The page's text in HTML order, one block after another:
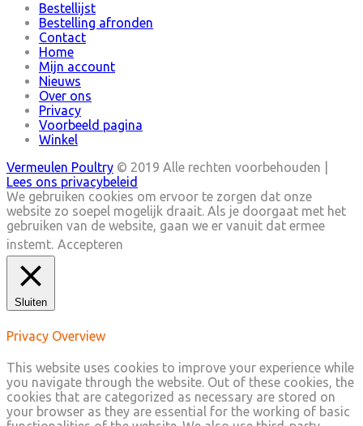
Bestellijst
Bestelling afronden
Contact
Home
Mijn account
Nieuws
Over ons
Privacy
Voorbeeld pagina
Winkel
Vermeulen Poultry © 2019 Alle rechten voorbehouden |
Lees ons privacybeleid
We gebruiken cookies om ervoor te zorgen dat onze
website zo soepel mogelijk draait. Als je doorgaat met het
gebruiken van de website, gaan we er vanuit dat ermee
instemt. Accepteren
Sluiten
Privacy Overview
This website uses cookies to improve your experience while
you navigate through the website. Out of these cookies, the
cookies that are categorized as necessary are stored on
your browser as they are essential for the working of basic